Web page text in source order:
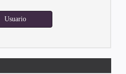
Usuario